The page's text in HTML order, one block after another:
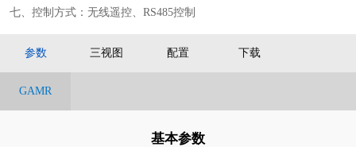
七、控制方式：无线遥控、RS485控制
参数 三视图 配置 下载
GAMR
基本参数